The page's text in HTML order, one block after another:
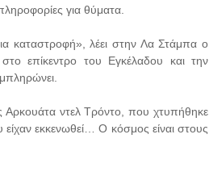
για θύματα.
καταστροφή», λέει στην Λα Στάμπα ο
επίκεντρο του Εγκέλαδου και την
Αρκουάτα ντελ Τρόντο, που χτυπήθηκε
εκκενωθεί… Ο κόσμος είναι στους